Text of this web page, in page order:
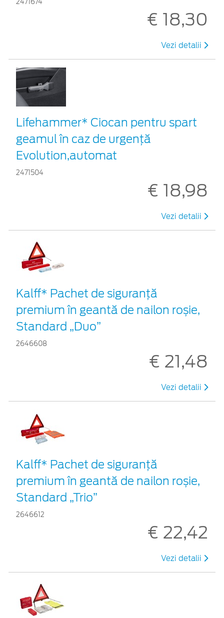
2471674
€ 18,30
Vezi detalii
Lifehammer* Ciocan pentru spart
geamul în caz de urgenţă
Evolution,automat
2471504
€ 18,98
Vezi detalii
Kalff* Pachet de siguranţă
premium în geantă de nailon roșie,
Standard „Duo”
2646608
€ 21,48
Vezi detalii
Kalff* Pachet de siguranţă
premium în geantă de nailon roșie,
Standard „Trio”
2646612
€ 22,42
Vezi detalii